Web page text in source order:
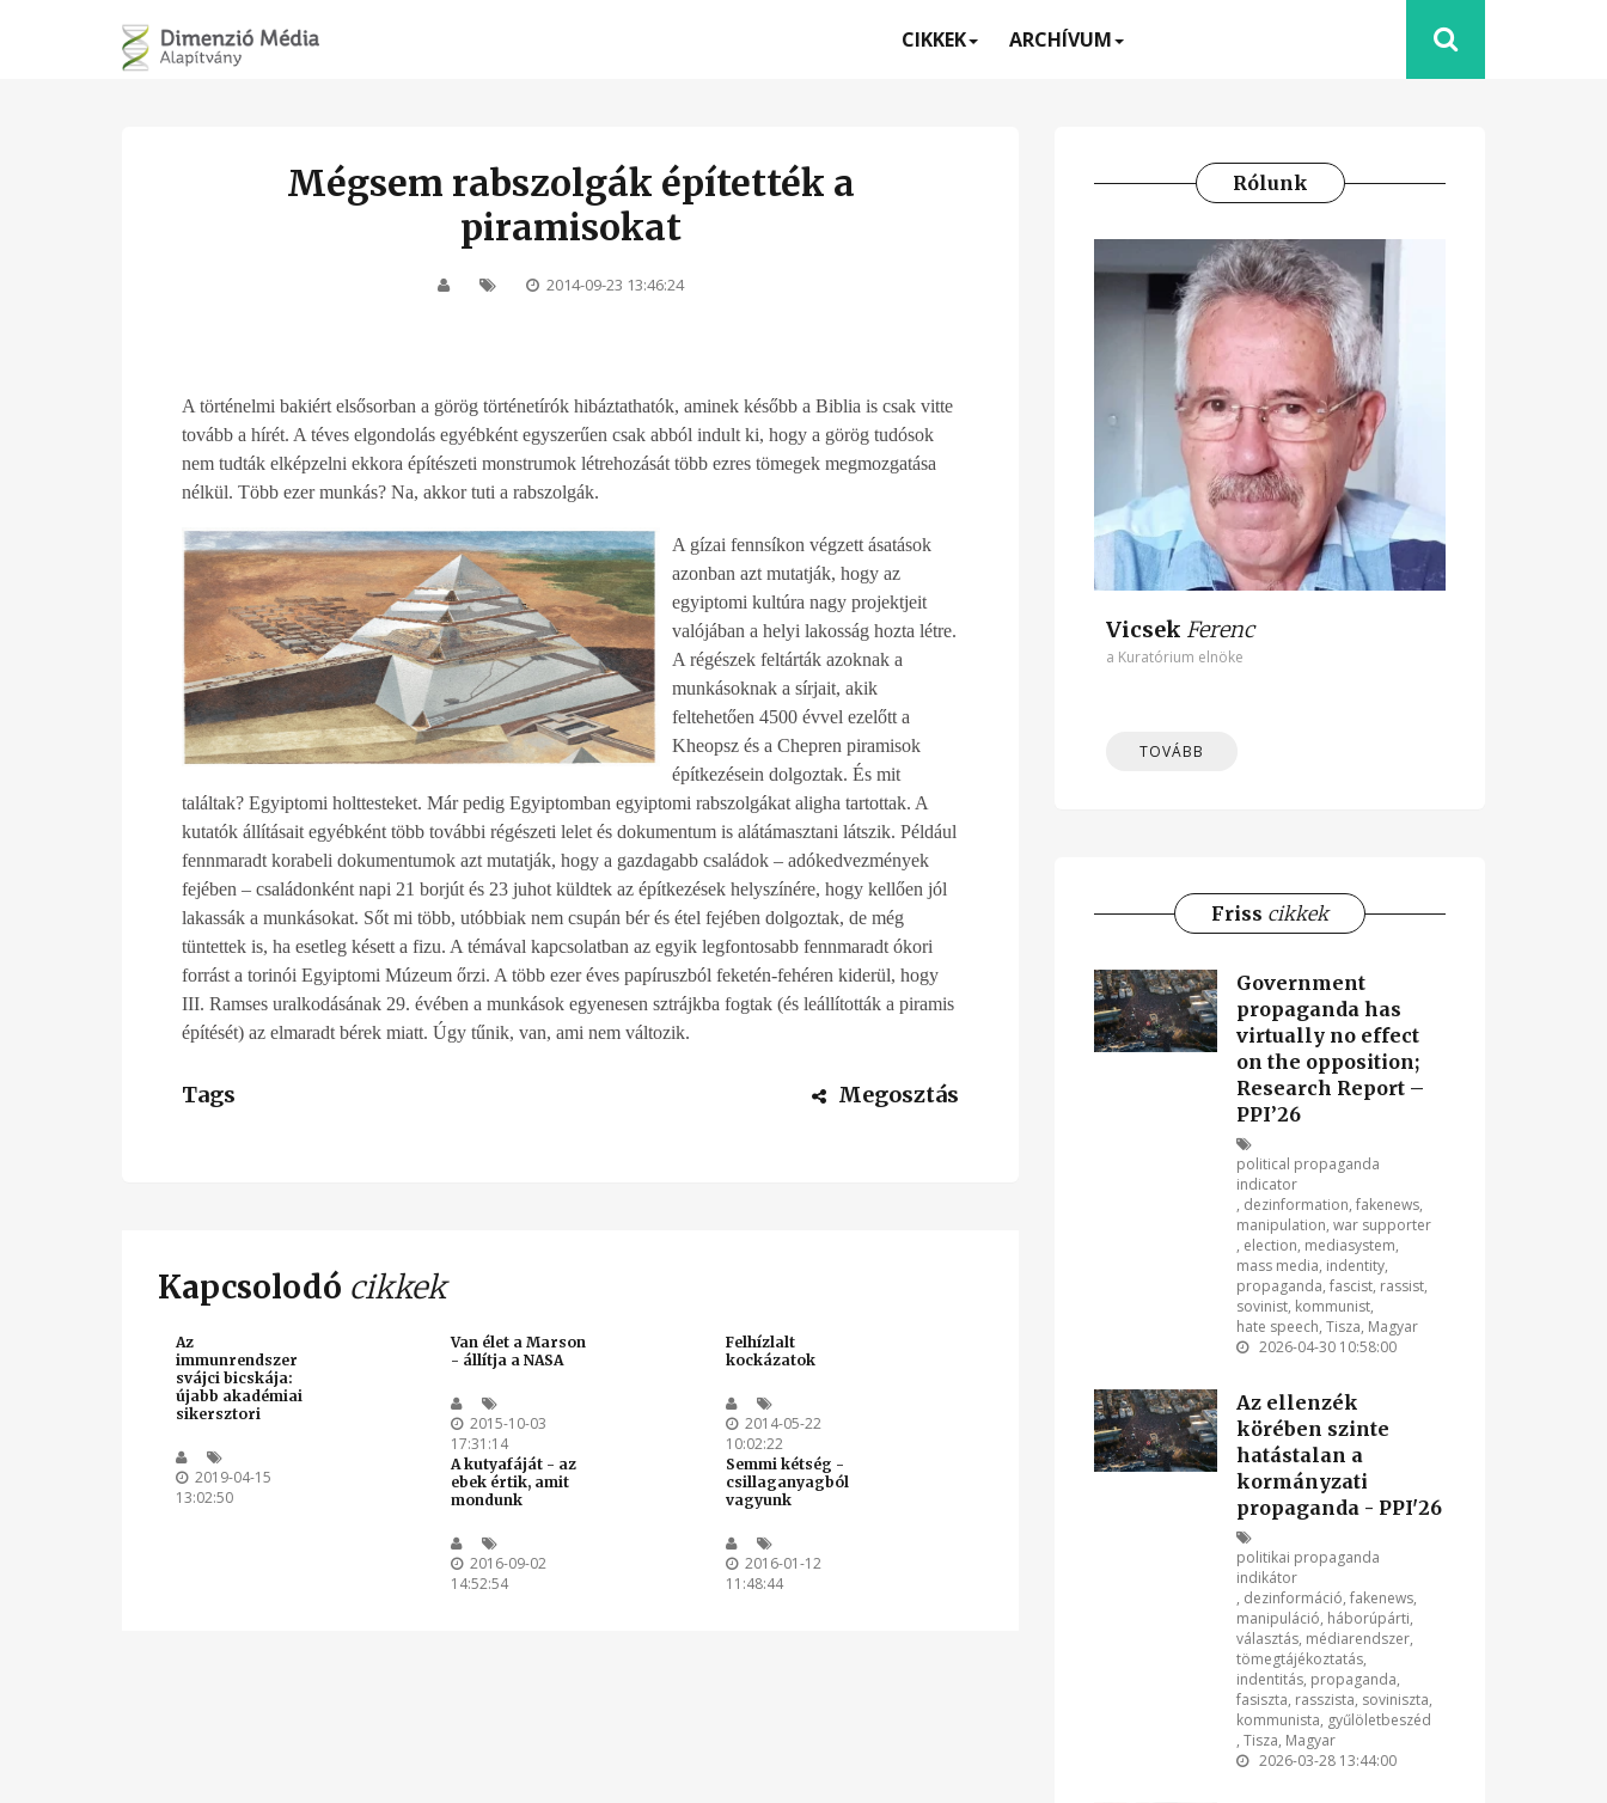
CIKKEK ARCHÍVUM
Mégsem rabszolgák építették a
piramisokat
2014-09-23 13:46:24
A történelmi bakiért elsősorban a görög történetírók hibáztathatók, aminek később a Biblia is csak vitte
tovább a hírét. A téves elgondolás egyébként egyszerűen csak abból indult ki, hogy a görög tudósok
nem tudták elképzelni ekkora építészeti monstrumok létrehozását több ezres tömegek megmozgatása
nélkül. Több ezer munkás? Na, akkor tuti a rabszolgák.
A gízai fennsíkon végzett ásatások
azonban azt mutatják, hogy az
egyiptomi kultúra nagy projektjeit
valójában a helyi lakosság hozta létre.
A régészek feltárták azoknak a
munkásoknak a sírjait, akik
feltehetően 4500 évvel ezelőtt a
Kheopsz és a Chepren piramisok
építkezésein dolgoztak. És mit
találtak? Egyiptomi holttesteket. Már pedig Egyiptomban egyiptomi rabszolgákat aligha tartottak. A
kutatók állításait egyébként több további régészeti lelet és dokumentum is alátámasztani látszik. Például
fennmaradt korabeli dokumentumok azt mutatják, hogy a gazdagabb családok – adókedvezmények
fejében – családonként napi 21 borjút és 23 juhot küldtek az építkezések helyszínére, hogy kellően jól
lakassák a munkásokat. Sőt mi több, utóbbiak nem csupán bér és étel fejében dolgoztak, de még
tüntettek is, ha esetleg késett a fizu. A témával kapcsolatban az egyik legfontosabb fennmaradt ókori
forrást a torinói Egyiptomi Múzeum őrzi. A több ezer éves papíruszból feketén-fehéren kiderül, hogy
III. Ramses uralkodásának 29. évében a munkások egyenesen sztrájkba fogtak (és leállították a piramis
építését) az elmaradt bérek miatt. Úgy tűnik, van, ami nem változik.
Tags Megosztás
Kapcsolodó cikkek
Az
immunrendszer
svájci bicskája:
újabb akadémiai
sikersztori
2019-04-15
13:02:50
Van élet a Marson
- állítja a NASA
2015-10-03
17:31:14
Felhízlalt
kockázatok
2014-05-22
10:02:22
A kutyafáját - az
ebek értik, amit
mondunk
2016-09-02
14:52:54
Semmi kétség -
csillaganyagból
vagyunk
2016-01-12
11:48:44
Rólunk
Vicsek Ferenc
a Kuratórium elnöke
TOVÁBB
Friss cikkek
Government
propaganda has
virtually no effect
on the opposition;
Research Report –
PPI’26
political propaganda
indicator
, dezinformation, fakenews,
manipulation, war supporter
, election, mediasystem,
mass media, indentity,
propaganda, fascist, rassist,
sovinist, kommunist,
hate speech, Tisza, Magyar
2026-04-30 10:58:00
Az ellenzék
körében szinte
hatástalan a
kormányzati
propaganda - PPI'26
politikai propaganda
indikátor
, dezinformáció, fakenews,
manipuláció, háborúpárti,
választás, médiarendszer,
tömegtájékoztatás,
indentitás, propaganda,
fasiszta, rasszista, soviniszta,
kommunista, gyűlöletbeszéd
, Tisza, Magyar
2026-03-28 13:44:00